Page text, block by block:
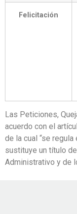
Felicitación
Las Peticiones,
acuerdo con el
de la cual “se
sustituye un título
Administrativo y de